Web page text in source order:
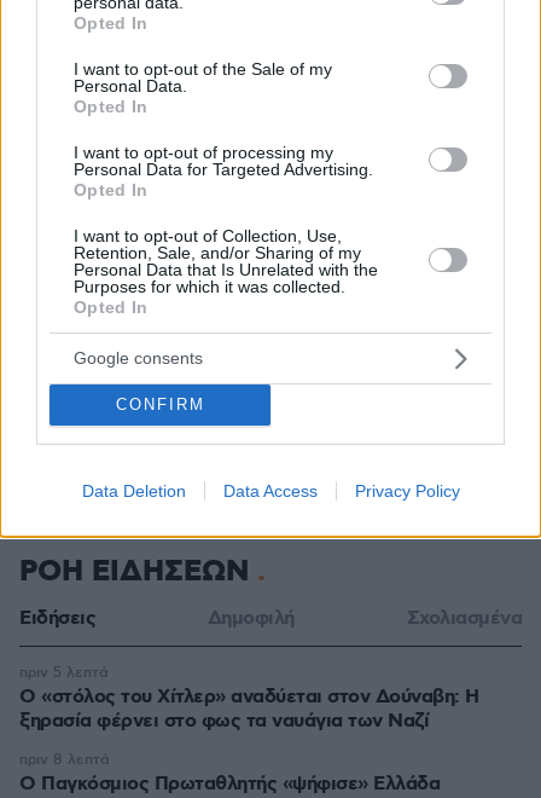
grant or deny consent to Google and its third-party tags to
use your data for below specified purposes in below Google
consent section.
Opted In
I want to opt-out of the Sale of my
Personal Data.
Opted In
I want to opt-out of processing my
Personal Data for Targeted Advertising.
Opted In
I want to opt-out of Collection, Use,
Retention, Sale, and/or Sharing of my
Personal Data that Is Unrelated with the
Purposes for which it was collected.
Opted In
Google consents
CONFIRM
Data Deletion Data Access Privacy Policy
Πώς μια απλή ιδέα εξελίχθηκε σε κορυφαίο θεσμό
ρομποτικής στην Ελλάδα
04.08.2026, 11:20
Από μαθητής, φοιτητής σε άλλη πόλη!
06.08.2026, 10:52
σε Bάζει στην Aγορά Eργασίας
ΡΟΗ ΕΙΔΗΣΕΩΝ
Ειδήσεις Δημοφιλή Σχολιασμένα
Ο «στόλος του Χίτλερ» αναδύεται στον Δούναβη: Η
ξηρασία φέρνει στο φως τα ναυάγια των Ναζί
πριν 5 λεπτά
Ο Παγκόσμιος Πρωταθλητής «ψήφισε» Ελλάδα
πριν 8 λεπτά